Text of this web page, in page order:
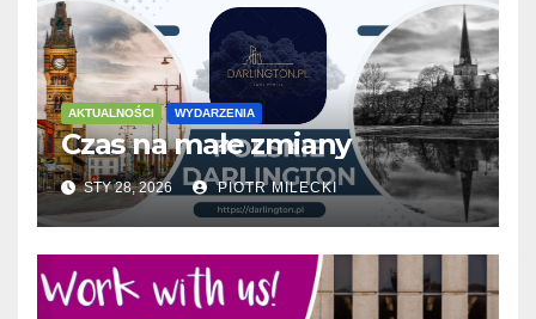
AKTUALNOŚCI WYDARZENIA
Czas na małe zmiany
STY 28, 2026 PIOTR MILECKI